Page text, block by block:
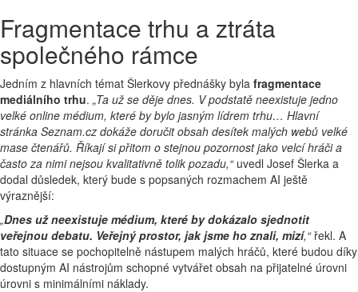
Fragmentace trhu a ztráta
společného rámce
Jedním z hlavních témat Šlerkovy přednášky byla fragmentace
mediálního trhu. „Ta už se děje dnes. V podstatě neexistuje jedno
velké online médium, které by bylo jasným lídrem trhu… Hlavní
stránka Seznam.cz dokáže doručit obsah desítek malých webů velké
mase čtenářů. Říkají si přitom o stejnou pozornost jako velcí hráči a
často za nimi nejsou kvalitativně tolik pozadu,“uvedl Josef Šlerka a
dodal důsledek, který bude s popsaných rozmachem AI ještě
výraznější:
„Dnes už neexistuje médium, které by dokázalo sjednotit
veřejnou debatu. Veřejný prostor, jak jsme ho znali, mizí,“řekl. A
tato situace se pochopitelně nástupem malých hráčů, které budou díky
dostupným AI nástrojům schopné vytvářet obsah na přijatelné úrovni
úrovni s minimálními náklady.